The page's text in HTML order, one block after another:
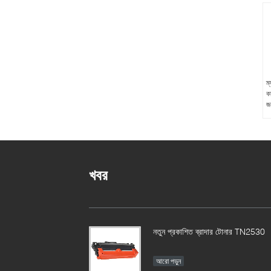
খবর
নতুন প্রকাশিত ব্রাদার টোনার TN2530
আরো পড়ুন